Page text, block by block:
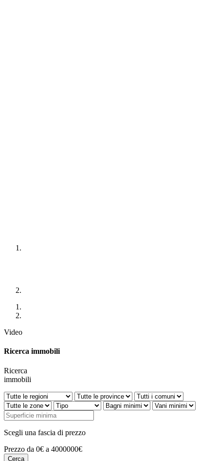
Video
Ricerca immobili
Ricerca
immobili
Scegli una fascia di prezzo
Prezzo da 0€ a 4000000€